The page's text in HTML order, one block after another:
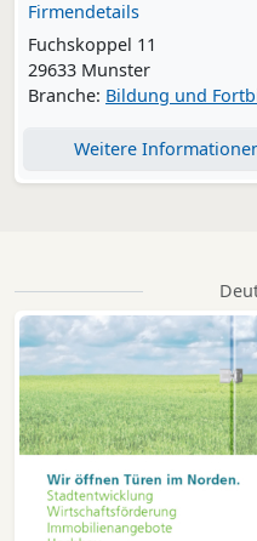
Firmendetails
Fuchskoppel 11
29633 Munster
Branche: Bildung und
Weitere